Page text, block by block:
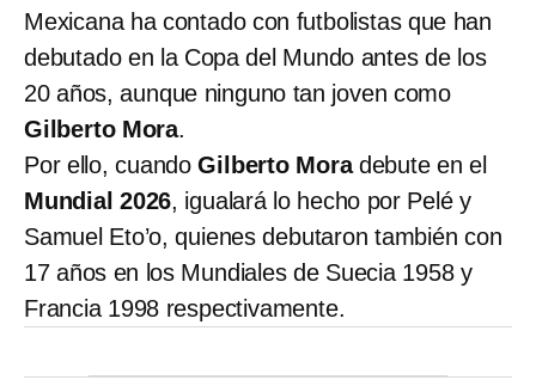
Mexicana ha contado con futbolistas que han
debutado en la Copa del Mundo antes de los
20 años, aunque ninguno tan joven como
Gilberto Mora.
Por ello, cuandoGilberto Moradebute en el
Mundial 2026, igualará lo hecho por Pelé y
Samuel Eto’o, quienes debutaron también con
17 años en los Mundiales de Suecia 1958 y
Francia 1998 respectivamente.